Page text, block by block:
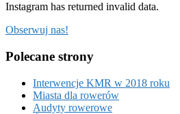
Instagram has returned invalid data.
Obserwuj nas!
Polecane strony
Interwencje KMR w 2018 roku
Miasta dla rowerów
Audyty rowerowe